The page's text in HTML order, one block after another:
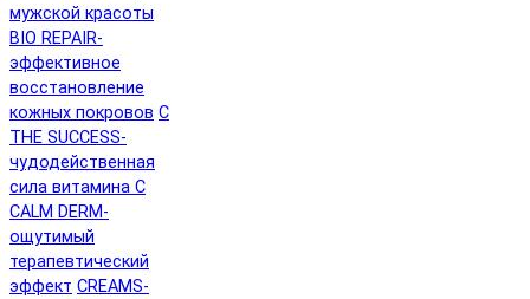
мужской красоты
BIO REPAIR-
эффективное
восстановление
кожных покровов C
THE SUCCESS-
чудодейственная
сила витамина C
CALM DERM-
ощутимый
терапевтический
эффект CREAMS-